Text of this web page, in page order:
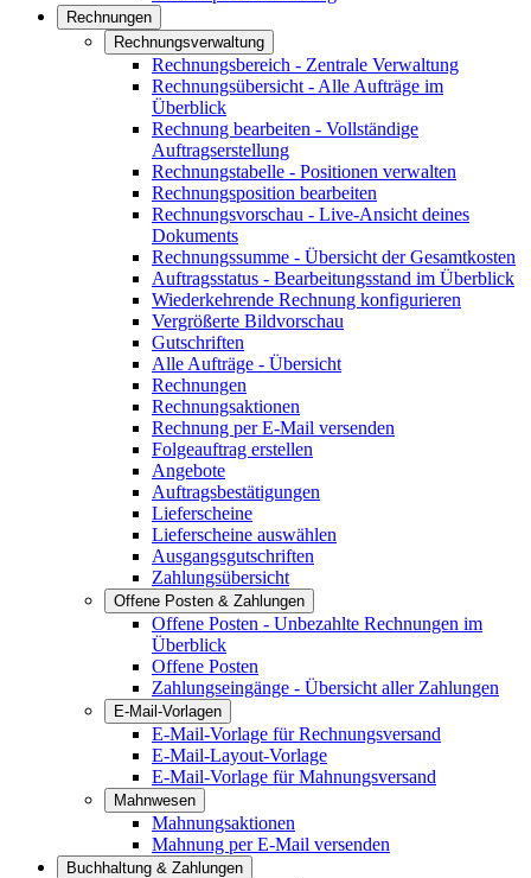
Rechnungen
Rechnungsverwaltung
Rechnungsbereich - Zentrale Verwaltung
Rechnungsübersicht - Alle Aufträge im
Überblick
Rechnung bearbeiten - Vollständige
Auftragserstellung
Rechnungstabelle - Positionen verwalten
Rechnungsposition bearbeiten
Rechnungsvorschau - Live-Ansicht deines
Dokuments
Rechnungssumme - Übersicht der Gesamtkosten
Auftragsstatus - Bearbeitungsstand im Überblick
Wiederkehrende Rechnung konfigurieren
Vergrößerte Bildvorschau
Gutschriften
Alle Aufträge - Übersicht
Rechnungen
Rechnungsaktionen
Rechnung per E-Mail versenden
Folgeauftrag erstellen
Angebote
Auftragsbestätigungen
Lieferscheine
Lieferscheine auswählen
Ausgangsgutschriften
Zahlungsübersicht
Offene Posten & Zahlungen
Offene Posten - Unbezahlte Rechnungen im
Überblick
Offene Posten
Zahlungseingänge - Übersicht aller Zahlungen
E-Mail-Vorlagen
E-Mail-Vorlage für Rechnungsversand
E-Mail-Layout-Vorlage
E-Mail-Vorlage für Mahnungsversand
Mahnwesen
Mahnungsaktionen
Mahnung per E-Mail versenden
Buchhaltung & Zahlungen